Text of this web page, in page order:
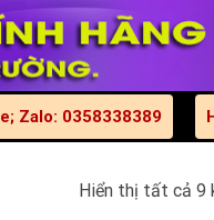
Zalo: 0358338389
Hiển thị tất cả 9